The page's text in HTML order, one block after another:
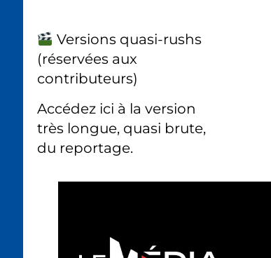
Versions quasi-rushs
(réservées aux
contributeurs)
Accédez ici à la version
très longue, quasi brute,
du reportage.